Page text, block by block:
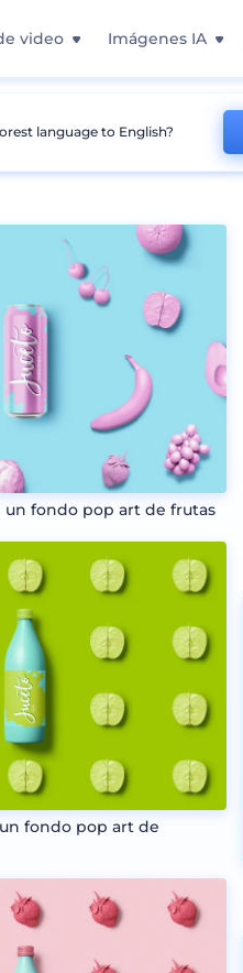
video Imágenes IA
Mockup de Botella
un fondo pop art de frutas
fondo pop art de
language to English?